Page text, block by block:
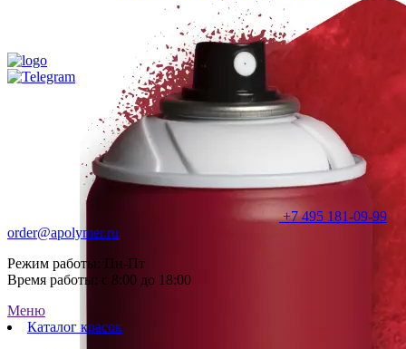
+7 495 181-09-99
order@apolymer.ru
Режим работы: Пн-Пт
Время работы: с 8:00 до 18:00
Меню
Каталог красок